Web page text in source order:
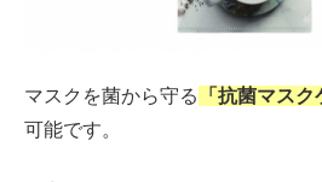
マスクを菌から守る 「抗菌マスク
可能です。